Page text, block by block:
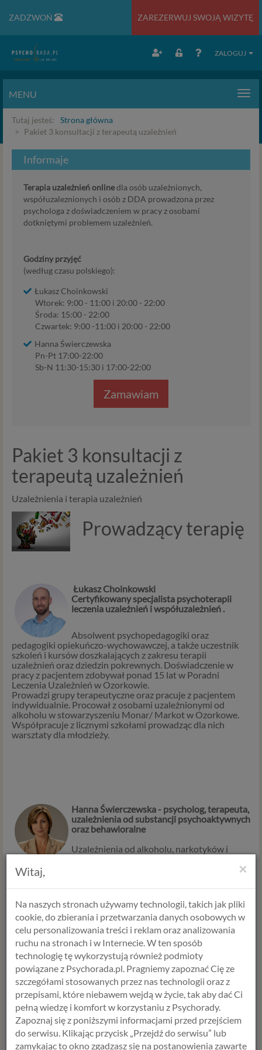
ZADZWOŃ ZAREZERWUJ SWOJĄ WIZYTĘ
ZALOGUJ
MENU
Tutaj jesteś:
Strona główna
Pakiet 3 konsultacji z terapeutą uzależnień
Informaje
Terapia uzależnień onlinedla osób uzależnionych,
współuzaleznionych i osób z DDA prowadzona przez
psychologa z doświadczeniem w pracy z osobami
dotkniętymi problemem uzależnień.
Godziny przyjęć
(według czasu polskiego):
Łukasz Choinkowski
Wtorek: 9:00 - 11:00 i 20:00 - 22:00
Środa: 15:00 - 22:00
Czwartek: 9:00 -11:00 i 20:00 - 22:00
Hanna Świerczewska
Pn-Pt 17:00-22:00
Sb-N 11:30-15:30 i 17:00-22:00
Zamawiam
Pakiet 3 konsultacji z
terapeutą uzależnień
Uzależnienia i terapia uzależnień
Prowadzący terapię
Łukasz Choinkowski
Certyfikowany specjalista psychoterapii
leczenia uzależnień i współuzależnień .
Absolwent psychopedagogiki oraz
pedagogiki opiekuńczo-wychowawczej, a także uczestnik
szkoleń i kursów doszkalających z zakresu terapii
uzależnień oraz dziedzin pokrewnych. Doświadczenie w
pracy z pacjentem zdobywał ponad 15 lat w Poradni
Leczenia Uzależnień w Ozorkowie.
Prowadzi grupy terapeutyczne oraz pracuje z pacjentem
indywidualnie. Procował z osobami uzależnionymi od
alkoholu w stowarzyszeniu Monar/ Markot w Ozorkowe.
Współpracuje z licznymi szkołami prowadząc dla nich
warsztaty dla młodzieży.
Hanna Świerczewska - psycholog, terapeuta,
uzależnienia od substancji psychoaktywnych
oraz behawioralne
Uzależnienia od alkoholu, narkotyków i
uzależnienia behawioralne (hazard, zakupoholoizm,
internet, seksoholizm, odżywianie).
psycholog kliniczno-sądowy. Ponadto, ukończyła studia
podyplomowe w zakresie psychoonkologii klinicznej na
Uniwersytecie Jagiellońskim, a także cykl szkoleń z
zakresu psychotraumatologii dziecięcej (ponad 200 godzin)
w National Child Traumatic Stress Network (organizacji
akredytowanej przez Amerykańskie Towarzystwo
Psychologiczne, APA). Ukończyła również kurs Racjonalnej
Terapii Zachowania.
Formularz zamówienia
×
Witaj,
Na naszych stronach używamy technologii, takich jak pliki
cookie, do zbierania i przetwarzania danych osobowych w
celu personalizowania treści i reklam oraz analizowania
ruchu na stronach i w Internecie. W ten sposób
technologię tę wykorzystują również podmioty
powiązane z Psychorada.pl. Pragniemy zapoznać Cię ze
szczegółami stosowanych przez nas technologii oraz z
przepisami, które niebawem wejdą w życie, tak aby dać Ci
pełną wiedzę i komfort w korzystaniu z Psychorady.
Zapoznaj się z poniższymi informacjami przed przejściem
do serwisu. Klikając przycisk „Przejdź do serwisu” lub
zamykając to okno zgadzasz się na postanowienia zawarte